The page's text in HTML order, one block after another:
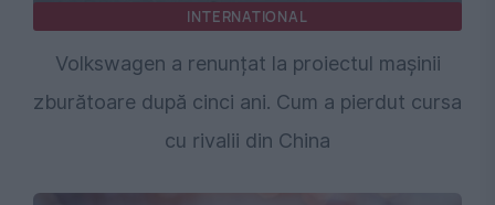
INTERNATIONAL
Volkswagen a renunțat la proiectul mașinii
zburătoare după cinci ani. Cum a pierdut cursa
cu rivalii din China